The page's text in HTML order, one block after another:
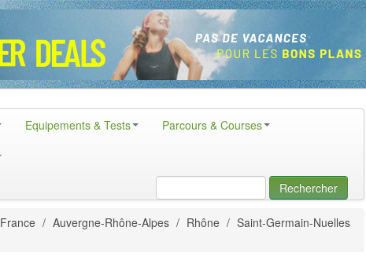
Equipements & Tests
Parcours & Courses
Rechercher
France / Auvergne-Rhône-Alpes / Rhône / Saint-Germain-Nuelles